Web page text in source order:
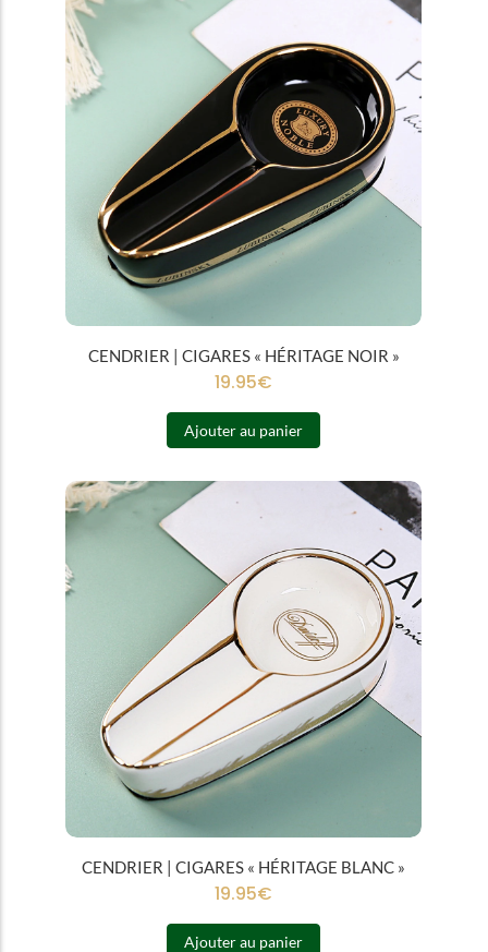
CENDRIER | CIGARES « HÉRITAGE NOIR »
19.95€
Ajouter au panier
CENDRIER | CIGARES « HÉRITAGE BLANC »
19.95€
Ajouter au panier